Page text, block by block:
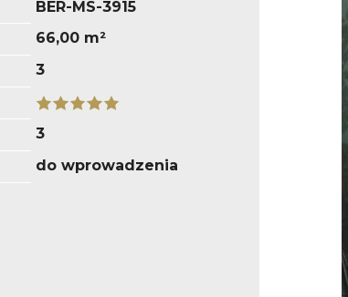
BER-MS-3915
66,00 m²
3
3
do wprowadzenia